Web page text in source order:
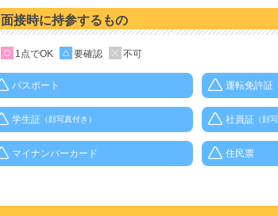
面接時に持参するもの
1点でOK 要確認 不可
パスポート 運転免許証
学生証 （顔写真付き） 社員証 （顔
マイナンバーカード 住民票